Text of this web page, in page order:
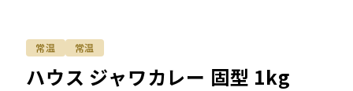
ハウス ジャワカレー 固型 1kg
常温 常温